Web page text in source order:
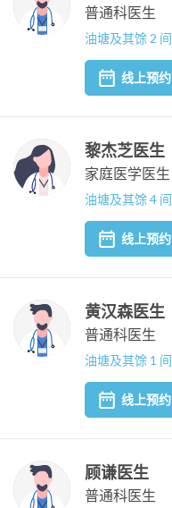
普通科医生
油塘及其馀 2 间
线上预约
黎杰芝医生
家庭医学医生
油塘及其馀 4 间
线上预约
黄汉森医生
普通科医生
油塘及其馀 1 间
线上预约
顾谦医生
普通科医生